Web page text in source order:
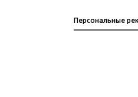
Персональные